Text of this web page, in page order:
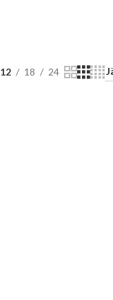
12 18 24